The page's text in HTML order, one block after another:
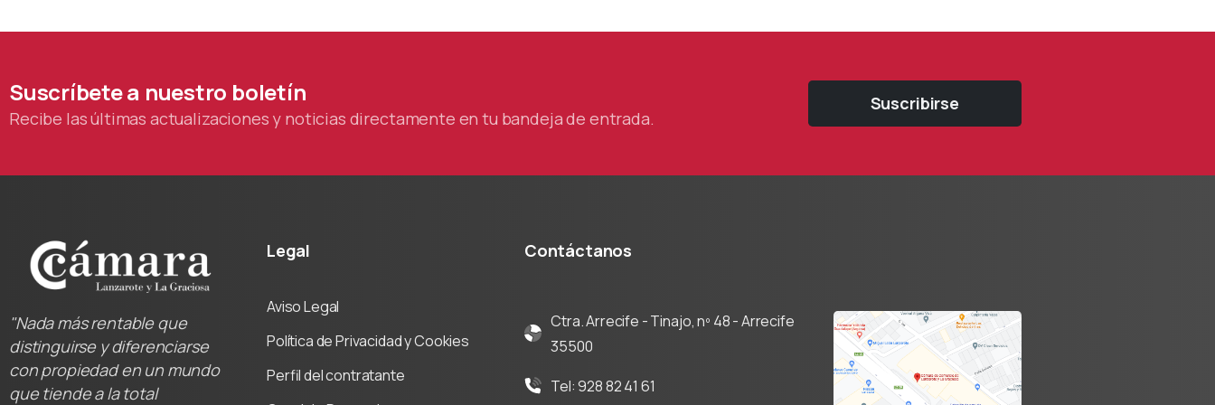
Cámara de Comercio
Suscríbetea nuestro boletín
Recibe las últimas actualizaciones y noticias directamente en tu bandeja de entrada.
Suscribirse
"Nada más rentable que
distinguirse y diferenciarse
con propiedad en un mundo
que tiende a la total
Legal
Aviso Legal
Política de Privacidad y Cookies
Perfil del contratante
Contáctanos
Ctra. Arrecife - Tinajo, nº 48 - Arrecife
35500
Tel: 928 82 41 61